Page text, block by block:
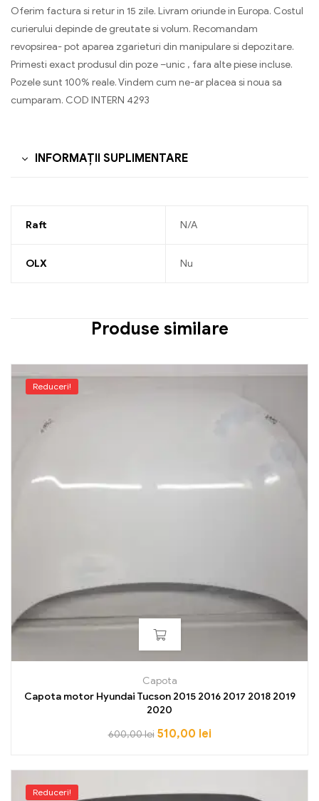
Oferim factura si retur in 15 zile. Livram oriunde in Europa. Costul
curierului depinde de greutate si volum. Recomandam
revopsirea- pot aparea zgarieturi din manipulare si depozitare.
Primesti exact produsul din poze –unic , fara alte piese incluse.
Pozele sunt 100% reale. Vindem cum ne-ar placea si noua sa
cumparam. COD INTERN 4293
INFORMAȚII SUPLIMENTARE
Raft N/A
OLX Nu
Produse similare
Reduceri!
Capota
Capota motor Hyundai Tucson 2015 2016 2017 2018 2019
2020
600,00lei 510,00 lei
Reduceri!